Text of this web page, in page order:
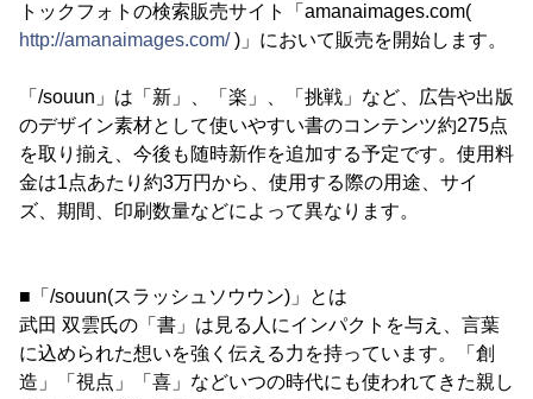
トックフォトの検索販売サイト「amanaimages.com(
http://amanaimages.com/)」において販売を開始します。
「/souun」は「新」、「楽」、「挑戦」など、広告や出版
のデザイン素材として使いやすい書のコンテンツ約275点
を取り揃え、今後も随時新作を追加する予定です。使用料
金は1点あたり約3万円から、使用する際の用途、サイ
ズ、期間、印刷数量などによって異なります。
■「/souun(スラッシュソウウン)」とは
武田 双雲氏の「書」は見る人にインパクトを与え、言葉
に込められた想いを強く伝える力を持っています。「創
造」「視点」「喜」などいつの時代にも使われてきた親し